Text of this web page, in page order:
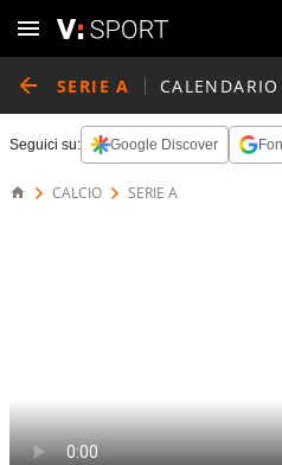
SERIE A CALENDARIO
Seguici su: Google Discover
CALCIO SERIE A